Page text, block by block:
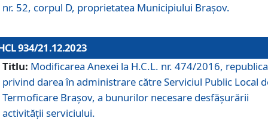
nr. 52, corpul D, proprietatea Municipiului Brașov.
934/21.12.2023
Titlu: Modificarea Anexei la H.C.L. nr. 474/2016,
privind darea în administrare către Serviciul Public Local
Termoficare Braşov, a bunurilor necesare desfăşurării
activităţii serviciului.